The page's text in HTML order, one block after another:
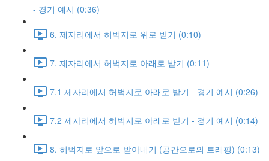
- 경기 예시 (0:36)
6. 제자리에서 허벅지로 위로 받기 (0:10)
7. 제자리에서 허벅지로 아래로 받기 (0:11)
7.1 제자리에서 허벅지로 아래로 받기 - 경기 예시 (0:26)
7.2 제자리에서 허벅지로 아래로 받기 - 경기 예시 (0:14)
8. 허벅지로 앞으로 받아내기 (공간으로의 트래핑) (0:13)